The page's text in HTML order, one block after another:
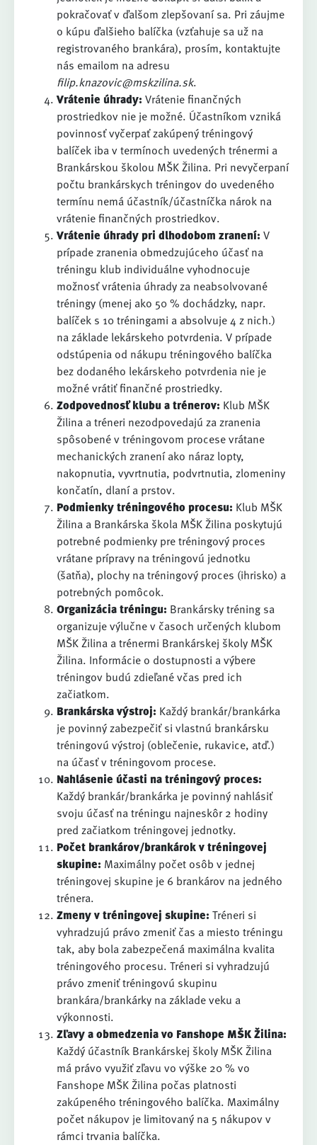
pokračovať v ďalšom zlepšovaní sa. Pri záujme
o kúpu ďalšieho balíčka (vzťahuje sa už na
registrovaného brankára), prosím, kontaktujte
nás emailom na adresu
filip.knazovic@mskzilina.sk.
Vrátenie úhrady: Vrátenie finančných
prostriedkov nie je možné. Účastníkom vzniká
povinnosť vyčerpať zakúpený tréningový
balíček iba v termínoch uvedených trénermi a
Brankárskou školou MŠK Žilina. Pri nevyčerpaní
počtu brankárskych tréningov do uvedeného
termínu nemá účastník/účastníčka nárok na
vrátenie finančných prostriedkov.
Vrátenie úhrady pri dlhodobom zranení: V
prípade zranenia obmedzujúceho účasť na
tréningu klub individuálne vyhodnocuje
možnosť vrátenia úhrady za neabsolvované
tréningy (menej ako 50 % dochádzky, napr.
balíček s 10 tréningami a absolvuje 4 z nich.)
na základe lekárskeho potvrdenia. V prípade
odstúpenia od nákupu tréningového balíčka
bez dodaného lekárskeho potvrdenia nie je
možné vrátiť finančné prostriedky.
Zodpovednosť klubu a trénerov: Klub MŠK
Žilina a tréneri nezodpovedajú za zranenia
spôsobené v tréningovom procese vrátane
mechanických zranení ako náraz lopty,
nakopnutia, vyvrtnutia, podvrtnutia, zlomeniny
končatín, dlaní a prstov.
Podmienky tréningového procesu: Klub MŠK
Žilina a Brankárska škola MŠK Žilina poskytujú
potrebné podmienky pre tréningový proces
vrátane prípravy na tréningovú jednotku
(šatňa), plochy na tréningový proces (ihrisko) a
potrebných pomôcok.
Organizácia tréningu: Brankársky tréning sa
organizuje výlučne v časoch určených klubom
MŠK Žilina a trénermi Brankárskej školy MŠK
Žilina. Informácie o dostupnosti a výbere
tréningov budú zdieľané včas pred ich
začiatkom.
Brankárska výstroj: Každý brankár/brankárka
je povinný zabezpečiť si vlastnú brankársku
tréningovú výstroj (oblečenie, rukavice, atď.)
na účasť v tréningovom procese.
Nahlásenie účasti na tréningový proces:
Každý brankár/brankárka je povinný nahlásiť
svoju účasť na tréningu najneskôr 2 hodiny
pred začiatkom tréningovej jednotky.
Počet brankárov/brankárok v tréningovej
skupine: Maximálny počet osôb v jednej
tréningovej skupine je 6 brankárov na jedného
trénera.
Zmeny v tréningovej skupine: Tréneri si
vyhradzujú právo zmeniť čas a miesto tréningu
tak, aby bola zabezpečená maximálna kvalita
tréningového procesu. Tréneri si vyhradzujú
právo zmeniť tréningovú skupinu
brankára/brankárky na základe veku a
výkonnosti.
Zľavy a obmedzenia vo Fanshope MŠK Žilina:
Každý účastník Brankárskej školy MŠK Žilina
má právo využiť zľavu vo výške 20 % vo
Fanshope MŠK Žilina počas platnosti
zakúpeného tréningového balíčka. Maximálny
počet nákupov je limitovaný na 5 nákupov v
rámci trvania balíčka.